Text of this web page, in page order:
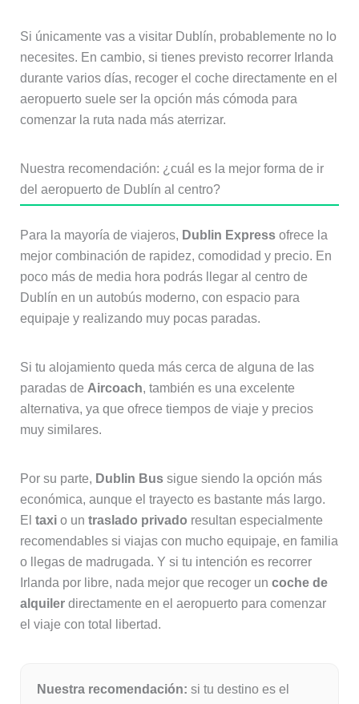
Si únicamente vas a visitar Dublín, probablemente no lo
necesites. En cambio, si tienes previsto recorrer Irlanda
durante varios días, recoger el coche directamente en el
aeropuerto suele ser la opción más cómoda para
comenzar la ruta nada más aterrizar.
Nuestra recomendación: ¿cuál es la mejor forma de ir
del aeropuerto de Dublín al centro?
Para la mayoría de viajeros, Dublin Expressofrece la
mejor combinación de rapidez, comodidad y precio. En
poco más de media hora podrás llegar al centro de
Dublín en un autobús moderno, con espacio para
equipaje y realizando muy pocas paradas.
Si tu alojamiento queda más cerca de alguna de las
paradas de Aircoach, también es una excelente
alternativa, ya que ofrece tiempos de viaje y precios
muy similares.
Por su parte, Dublin Bussigue siendo la opción más
económica, aunque el trayecto es bastante más largo.
El taxio un traslado privado resultan especialmente
recomendables si viajas con mucho equipaje, en familia
o llegas de madrugada. Y si tu intención es recorrer
Irlanda por libre, nada mejor que recoger un coche de
alquilerdirectamente en el aeropuerto para comenzar
el viaje con total libertad.
Nuestra recomendación: si tu destino es el